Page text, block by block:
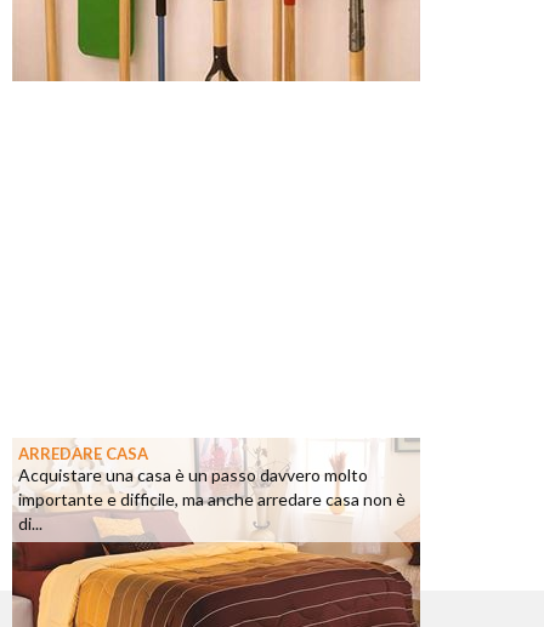
ARREDARE CASA
Acquistare una casa è un passo davvero molto
importante e difficile, ma anche arredare casa non è
di...